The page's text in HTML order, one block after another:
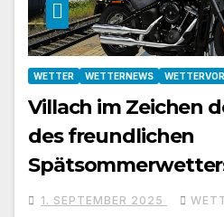
WETTER WETTERNEWS
Villach im Zeichen
des freundlichen
1. SEPTEMBER 2025